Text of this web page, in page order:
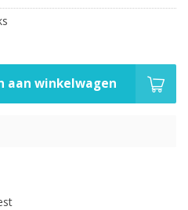
aan winkelwagen